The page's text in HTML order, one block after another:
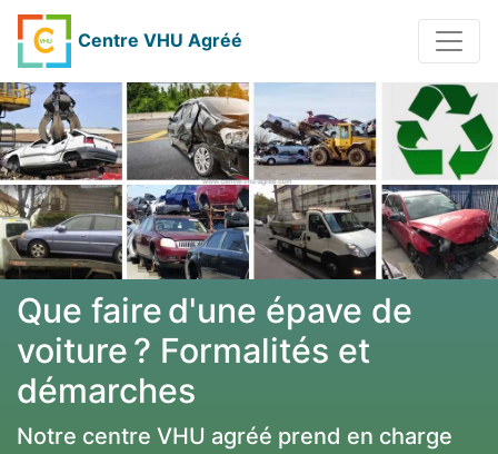
Centre VHU Agréé
Que faire d'une épave de
voiture ? Formalités et
démarches
Notre centre VHU agréé prend en charge